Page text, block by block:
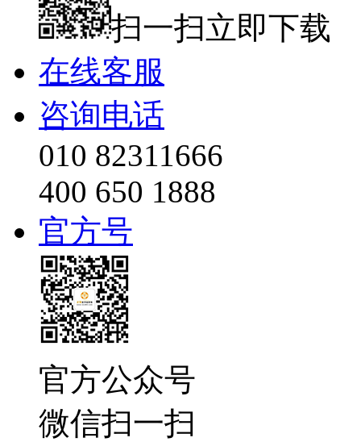
扫一扫立即下载
在线客服
咨询电话
010 82311666
400 650 1888
官方号
官方公众号
微信扫一扫